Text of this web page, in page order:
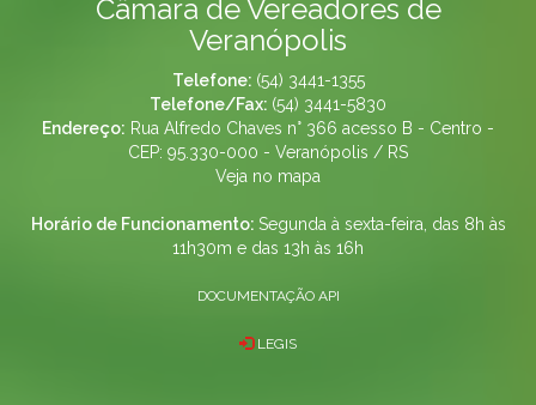
Câmara de Vereadores de
Veranópolis
Telefone: (54) 3441-1355
Telefone/Fax: (54) 3441-5830
Endereço: Rua Alfredo Chaves n° 366 acesso B - Centro -
CEP: 95.330-000 - Veranópolis / RS
Veja no mapa
Horário de Funcionamento: Segunda à sexta-feira, das 8h às
11h30m e das 13h às 16h
DOCUMENTAÇÃO API
LEGIS